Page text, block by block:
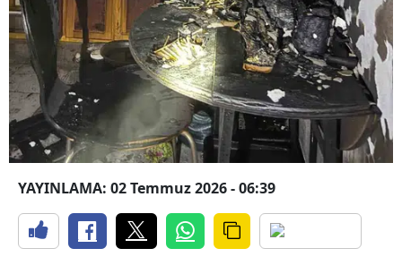
YAYINLAMA: 02 Temmuz 2026 - 06:39